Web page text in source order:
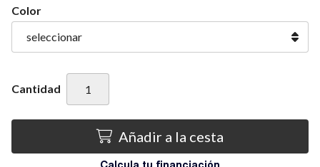
Color
Cantidad
Añadir a la cesta